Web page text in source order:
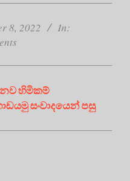
8, 2022
In:
හිමිකම්
සංවාදයෙන් පසු